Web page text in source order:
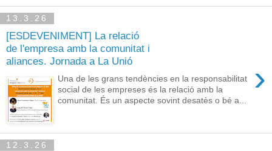
13.3.26
[ESDEVENIMENT] La relació
de l'empresa amb la comunitat i
aliances. Jornada a La Unió
›
Una de les grans tendències en la responsabilitat
social de les empreses és la relació amb la
comunitat. És un aspecte sovint desatès o bé a...
12.3.26